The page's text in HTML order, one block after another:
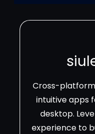
Cross-
intuitive apps
desktop.
experience to